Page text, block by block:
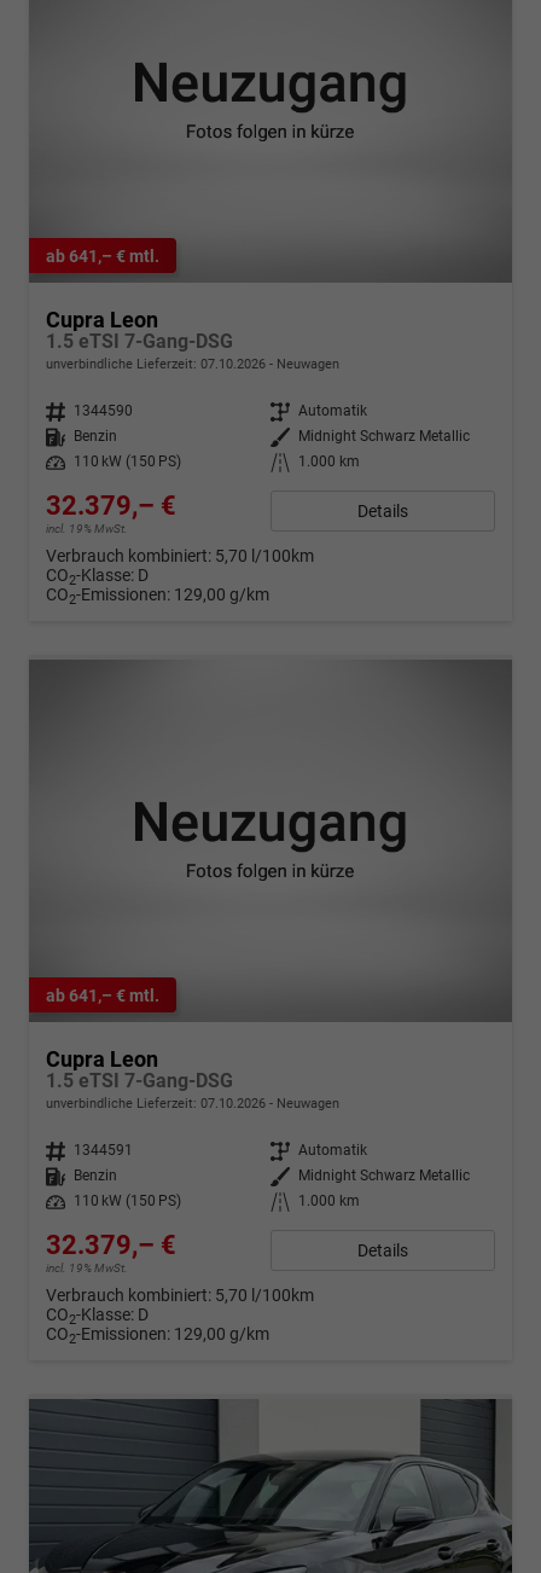
ab 641,– € mtl.
Cupra Leon
1.5 eTSI 7-Gang-DSG
unverbindliche Lieferzeit: 07.10.2026 Neuwagen
Fahrzeugnr. 1344590 Getriebe Automatik
Kraftstoff
Benzin Außenfarbe
Midnight Schwarz Metallic
Leistung
110 kW (150 PS) Kilometerstand 1.000 km
32.379,– €
incl. 19% MwSt.
Details
Verbrauch kombiniert: 5,70 l/100km
CO2-Klasse: D
CO2-Emissionen: 129,00 g/km
ab 641,– € mtl.
Cupra Leon
1.5 eTSI 7-Gang-DSG
unverbindliche Lieferzeit: 07.10.2026 Neuwagen
Fahrzeugnr. 1344591 Getriebe Automatik
Kraftstoff
Benzin Außenfarbe
Midnight Schwarz Metallic
Leistung
110 kW (150 PS) Kilometerstand 1.000 km
32.379,– €
incl. 19% MwSt.
Details
Verbrauch kombiniert: 5,70 l/100km
CO2-Klasse: D
CO2-Emissionen: 129,00 g/km